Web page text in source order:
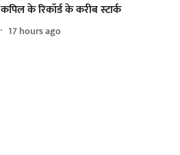
कपिल के रिकॉर्ड के करीब स्टार्क
17 hours ago